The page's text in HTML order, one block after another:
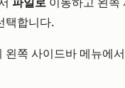
택합니다.
왼쪽 사이드바 메뉴에서